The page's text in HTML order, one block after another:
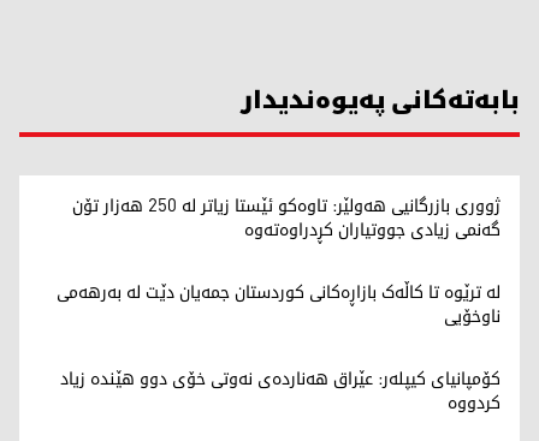
بابەتەکانی پەیوەندیدار
ژووری بازرگانیی هەولێر: تاوەکو ئێستا زیاتر لە 250 هەزار تۆن
گەنمی زیادی جووتیاران کڕدراوەتەوە
لە ترێوە تا کاڵەک بازاڕەکانی کوردستان جمەیان دێت لە بەرهەمی
ناوخۆیی
کۆمپانیای کیپلەر: عێراق هەناردەی نەوتی خۆی دوو هێندە زیاد
کردووە